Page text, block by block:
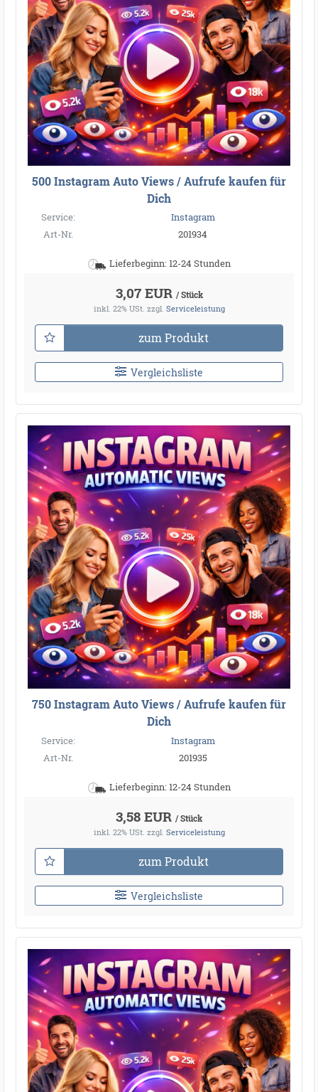
500 Instagram Auto Views / Aufrufe kaufen für
Dich
Service:
Instagram
Art-Nr.
201934
Lieferbeginn: 12-24 Stunden
3,07 EUR / Stück
inkl. 22% USt. zzgl. Serviceleistung
zum Produkt
Vergleichsliste
750 Instagram Auto Views / Aufrufe kaufen für
Dich
Service:
Instagram
Art-Nr.
201935
Lieferbeginn: 12-24 Stunden
3,58 EUR / Stück
inkl. 22% USt. zzgl. Serviceleistung
zum Produkt
Vergleichsliste